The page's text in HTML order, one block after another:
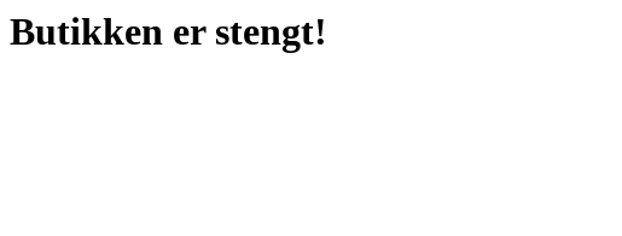
Butikken er stengt!